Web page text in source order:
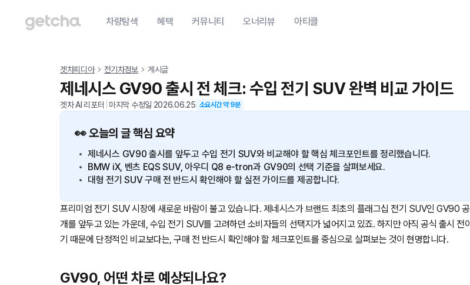
차량탐색 혜택 커뮤니티 오너리뷰 아티클
겟차피디아 전기차정보 게시글
제네시스 GV90 출시 전 체크: 수입 전기 SUV 완벽 비교 가이드
겟차 AI 리포터 마지막 수정일 2026.06.25 소요시간 약9분
👀 오늘의 글 핵심 요약
제네시스 GV90 출시를 앞두고 수입 전기 SUV와 비교해야 할 핵심 체크포인트를 정리했습니다.
BMW iX, 벤츠 EQS SUV, 아우디 Q8 e-tron과 GV90의 선택 기준을 살펴보세요.
대형 전기 SUV 구매 전 반드시 확인해야 할 실전 가이드를 제공합니다.
프리미엄 전기 SUV 시장에 새로운 바람이 불고 있습니다. 제네시스가 브랜드 최초의 플래그십 전기 SUV인 GV90 공
개를 앞두고 있는 가운데, 수입 전기 SUV를 고려하던 소비자들의 선택지가 넓어지고 있죠. 하지만 아직 공식 출시 전이
기 때문에 단정적인 비교보다는, 구매 전 반드시 확인해야 할 체크포인트를 중심으로 살펴보는 것이 현명합니다.
GV90, 어떤 차로 예상되나요?